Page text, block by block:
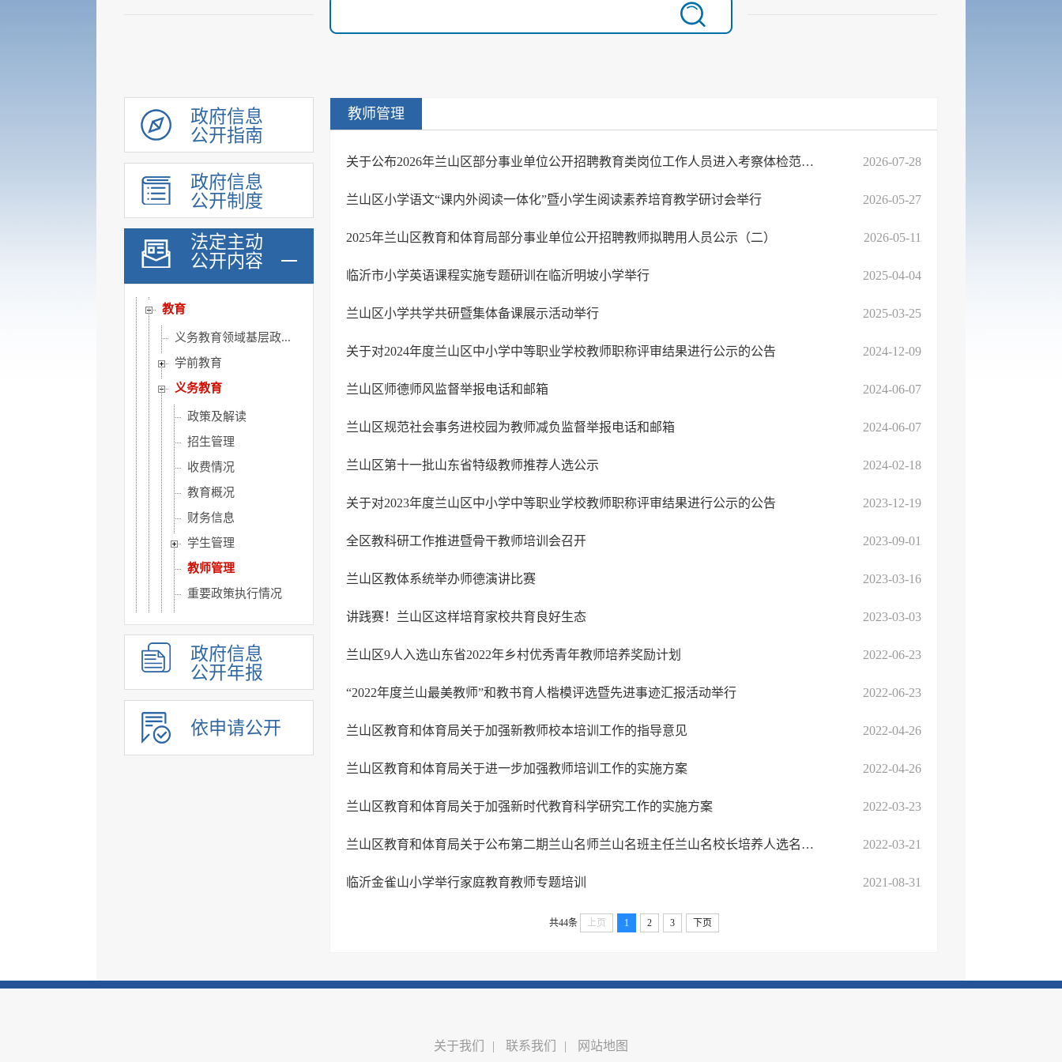
政府信息
公开指南
政府信息
公开制度
法定主动
公开内容
民生领域信息公开
涉农补贴
稳岗就业
社会保险
社会救助
社会福利
教育
义务教育领域基层政...
学前教育
义务教育
政策及解读
招生管理
收费情况
教育概况
财务信息
学生管理
教师管理
重要政策执行情况
校园安全
高中教育
民办学校
基本医疗卫生
政府信息
公开年报
依申请公开
教师管理
关于公布2026年兰山区部分事业单位公开招聘教育类岗位工作人员进入考察体检范围人员名 ... 2026-07-28
兰山区小学语文“课内外阅读一体化”暨小学生阅读素养培育教学研讨会举行 2026-05-27
2025年兰山区教育和体育局部分事业单位公开招聘教师拟聘用人员公示（二） 2026-05-11
临沂市小学英语课程实施专题研训在临沂明坡小学举行 2025-04-04
兰山区小学共学共研暨集体备课展示活动举行 2025-03-25
关于对2024年度兰山区中小学中等职业学校教师职称评审结果进行公示的公告 2024-12-09
兰山区师德师风监督举报电话和邮箱 2024-06-07
兰山区规范社会事务进校园为教师减负监督举报电话和邮箱 2024-06-07
兰山区第十一批山东省特级教师推荐人选公示 2024-02-18
关于对2023年度兰山区中小学中等职业学校教师职称评审结果进行公示的公告 2023-12-19
全区教科研工作推进暨骨干教师培训会召开 2023-09-01
兰山区教体系统举办师德演讲比赛 2023-03-16
讲践赛！兰山区这样培育家校共育良好生态 2023-03-03
兰山区9人入选山东省2022年乡村优秀青年教师培养奖励计划 2022-06-23
“2022年度兰山最美教师”和教书育人楷模评选暨先进事迹汇报活动举行 2022-06-23
兰山区教育和体育局关于加强新教师校本培训工作的指导意见 2022-04-26
兰山区教育和体育局关于进一步加强教师培训工作的实施方案 2022-04-26
兰山区教育和体育局关于加强新时代教育科学研究工作的实施方案 2022-03-23
兰山区教育和体育局关于公布第二期兰山名师兰山名班主任兰山名校长培养人选名单的通知 2022-03-21
临沂金雀山小学举行家庭教育教师专题培训 2021-08-31
共44条 上页 1 2 3 下页
关于我们 | 联系我们 | 网站地图